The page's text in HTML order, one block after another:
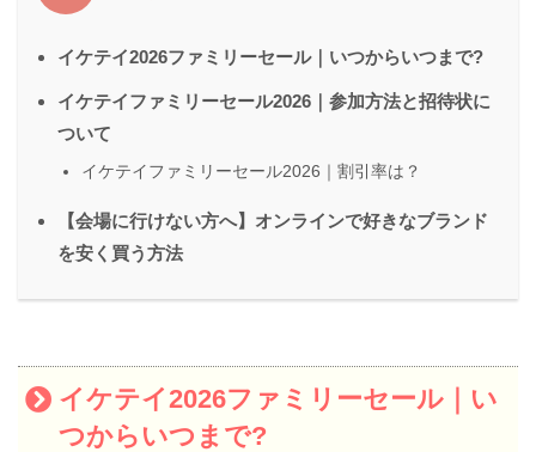
イケテイ2026ファミリーセール｜いつからいつまで?
イケテイファミリーセール2026｜参加方法と招待状に
ついて
イケテイファミリーセール2026｜割引率は？
【会場に行けない方へ】オンラインで好きなブランド
を安く買う方法
イケテイ2026ファミリーセール｜い
つからいつまで?